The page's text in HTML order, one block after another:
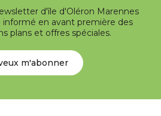
d'île d'Oléron Marennes
informé en avant première des
plans et offres spéciales.
m'abonner